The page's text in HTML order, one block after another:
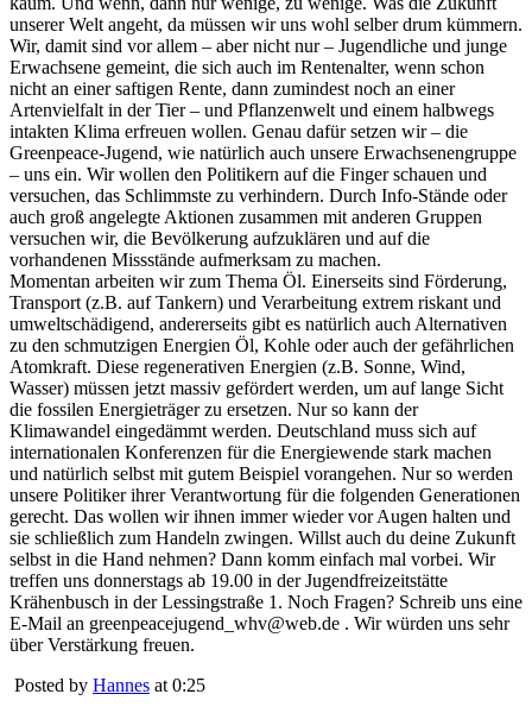
unserer Welt angeht, da müssen wir uns wohl selber drum kümmern.
Wir, damit sind vor allem – aber nicht nur – Jugendliche und junge
Erwachsene gemeint, die sich auch im Rentenalter, wenn schon
nicht an einer saftigen Rente, dann zumindest noch an einer
Artenvielfalt in der Tier – und Pflanzenwelt und einem halbwegs
intakten Klima erfreuen wollen. Genau dafür setzen wir – die
Greenpeace-Jugend, wie natürlich auch unsere Erwachsenengruppe
– uns ein. Wir wollen den Politikern auf die Finger schauen und
versuchen, das Schlimmste zu verhindern. Durch Info-Stände oder
auch groß angelegte Aktionen zusammen mit anderen Gruppen
versuchen wir, die Bevölkerung aufzuklären und auf die
vorhandenen Missstände aufmerksam zu machen.
Momentan arbeiten wir zum Thema Öl. Einerseits sind Förderung,
Transport (z.B. auf Tankern) und Verarbeitung extrem riskant und
umweltschädigend, andererseits gibt es natürlich auch Alternativen
zu den schmutzigen Energien Öl, Kohle oder auch der gefährlichen
Atomkraft. Diese regenerativen Energien (z.B. Sonne, Wind,
Wasser) müssen jetzt massiv gefördert werden, um auf lange Sicht
die fossilen Energieträger zu ersetzen. Nur so kann der
Klimawandel eingedämmt werden. Deutschland muss sich auf
internationalen Konferenzen für die Energiewende stark machen
und natürlich selbst mit gutem Beispiel vorangehen. Nur so werden
unsere Politiker ihrer Verantwortung für die folgenden Generationen
gerecht. Das wollen wir ihnen immer wieder vor Augen halten und
sie schließlich zum Handeln zwingen. Willst auch du deine Zukunft
selbst in die Hand nehmen? Dann komm einfach mal vorbei. Wir
treffen uns donnerstags ab 19.00 in der Jugendfreizeitstätte
Krähenbusch in der Lessingstraße 1. Noch Fragen? Schreib uns eine
E-Mail an greenpeacejugend_whv@web.de . Wir würden uns sehr
über Verstärkung freuen.
Posted by Hannes at 0:25